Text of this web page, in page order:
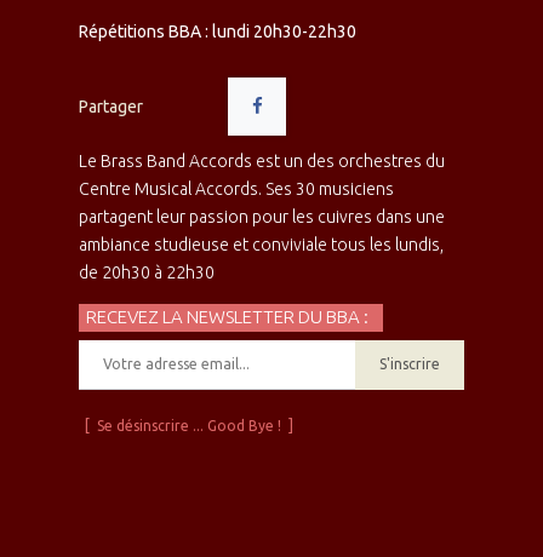
Répétitions BBA : lundi 20h30-22h30
Partager
Le Brass Band Accords est un des orchestres du
Centre Musical Accords. Ses 30 musiciens
partagent leur passion pour les cuivres dans une
ambiance studieuse et conviviale tous les lundis,
de 20h30 à 22h30
RECEVEZ LA NEWSLETTER DU BBA :
S'inscrire
[ Se désinscrire ... Good Bye ! ]